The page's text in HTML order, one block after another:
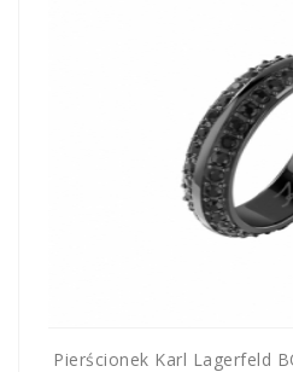
Pierścionek Karl Lagerfeld